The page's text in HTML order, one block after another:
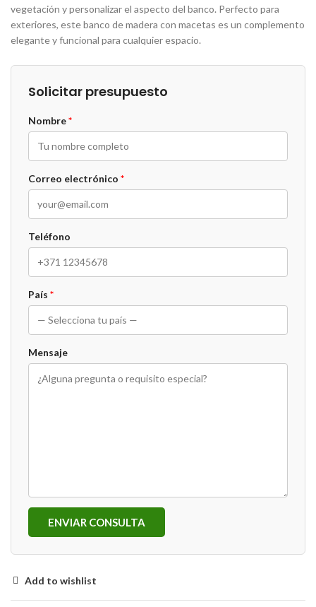
vegetación y personalizar el aspecto del banco. Perfecto para
exteriores, este banco de madera con macetas es un complemento
elegante y funcional para cualquier espacio.
Solicitar presupuesto
Nombre*
Correo electrónico *
Teléfono
País *
Mensaje
ENVIAR CONSULTA
Add to wishlist